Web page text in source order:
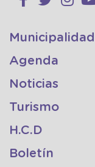
Municipalidad
Agenda
Noticias
Turismo
H.C.D
Boletín